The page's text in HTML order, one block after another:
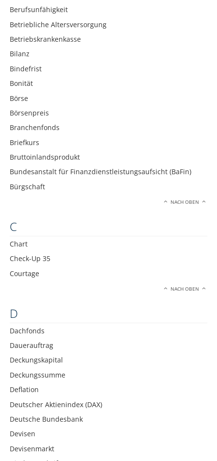
Berufsunfähigkeit
Betriebliche Altersversorgung
Betriebskrankenkasse
Bilanz
Bindefrist
Bonität
Börse
Börsenpreis
Branchenfonds
Briefkurs
Bruttoinlandsprodukt
Bundesanstalt für Finanzdienstleistungsaufsicht (BaFin)
Bürgschaft
NACH OBEN
C
Chart
Check-Up 35
Courtage
NACH OBEN
D
Dachfonds
Dauerauftrag
Deckungskapital
Deckungssumme
Deflation
Deutscher Aktienindex (DAX)
Deutsche Bundesbank
Devisen
Devisenmarkt